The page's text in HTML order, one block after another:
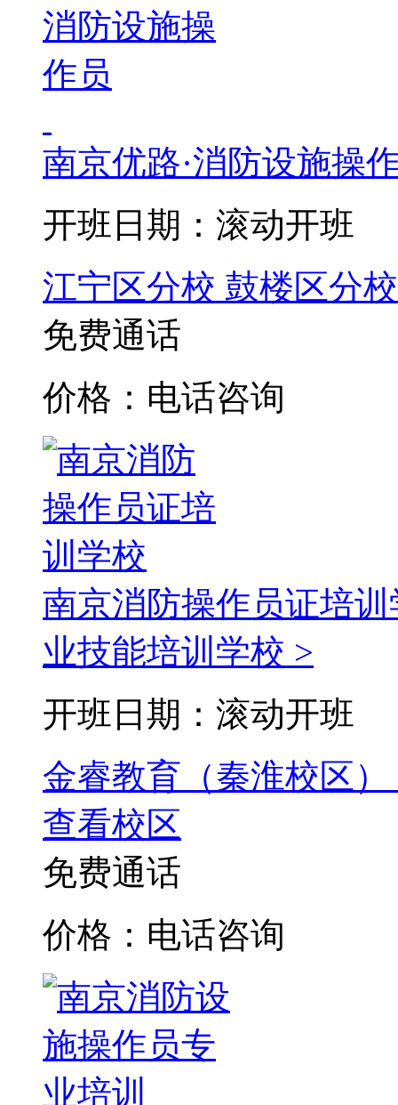
南京优路·消防设施操
开班日期：滚动开班
江宁区分校 鼓楼区分校
免费通话
价格：电话咨询
南京消防操作员证培训
业技能培训学校 >
开班日期：滚动开班
金睿教育（秦淮校区）
查看校区
免费通话
价格：电话咨询